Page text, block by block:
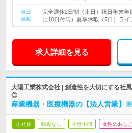
休日
休暇
完全週休2日制（土日）祝日年末年
に10日付与）夏季休暇（5日）ライ
求人詳細を見る
大陽工業株式会社 | 創造性を大切にする社
◎
産業機器・医療機器の【法人営業】
正社員 転勤なし 学歴不問 女性のおし